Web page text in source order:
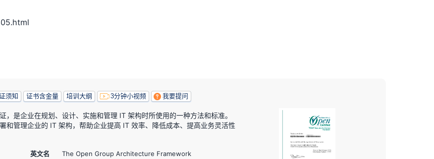
须知 证书含金量 培训大纲 3分钟小视频 我要提问
是企业在规划、设计、实施和管理 IT 架构时所使用的一种方法和标准。
和管理企业的 IT 架构，帮助企业提高 IT 效率、降低成本、提高业务灵活性
英文名
The Open Group Architecture Framework